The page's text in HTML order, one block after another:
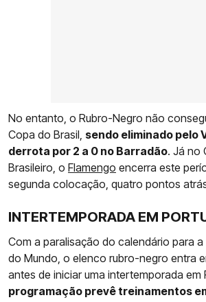
No entanto, o Rubro-Negro não
Copa do Brasil, sendo eliminado pelo
derrota por 2 a 0 no Barradão. Já no
Brasileiro, o Flamengo encerra este
segunda colocação, quatro pontos
INTERTEMPORADA EM
Com a paralisação do calendário para
do Mundo, o elenco rubro-negro entra
antes de iniciar uma intertemporada em
programação prevê treinamentos